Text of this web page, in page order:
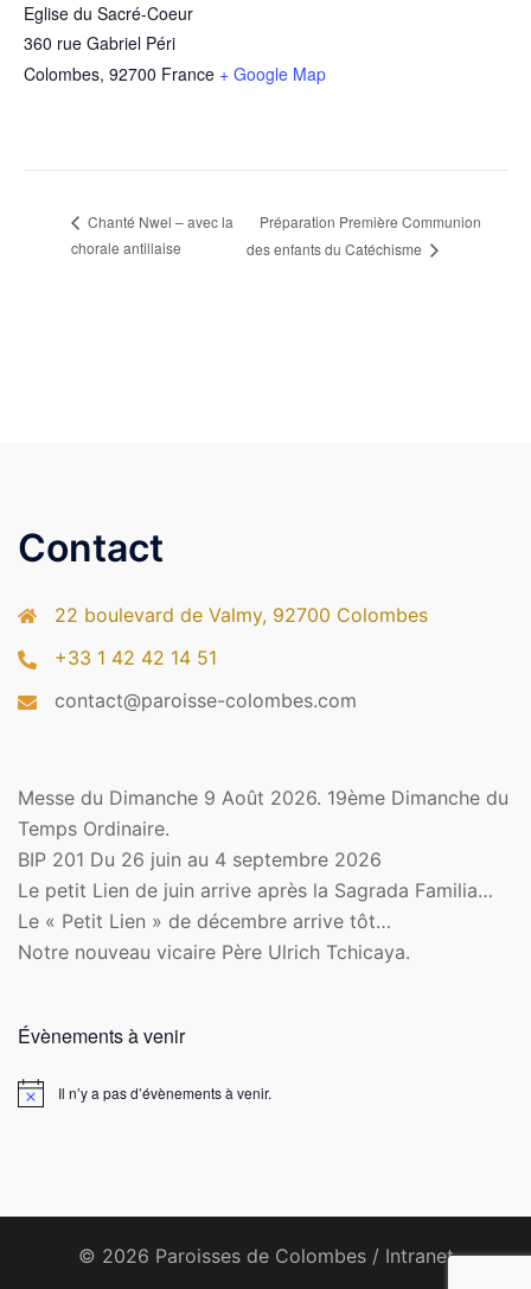
Eglise du Sacré-Coeur
360 rue Gabriel Péri
Colombes, 92700 France + Google Map
Chanté Nwel – avec la
chorale antillaise
Préparation Première Communion
des enfants du Catéchisme
Contact
22 boulevard de Valmy, 92700 Colombes
+33 1 42 42 14 51
contact@paroisse-colombes.com
Messe du Dimanche 9 Août 2026. 19ème Dimanche du
Temps Ordinaire.
BIP 201 Du 26 juin au 4 septembre 2026
Le petit Lien de juin arrive après la Sagrada Familia…
Le « Petit Lien » de décembre arrive tôt…
Notre nouveau vicaire Père Ulrich Tchicaya.
Évènements à venir
Notice Il n’y a pas d’évènements à venir.
© 2026 Paroisses de Colombes / Intranet